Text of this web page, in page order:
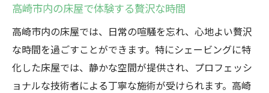
高崎市内の床屋で体験する贅沢な時間
高崎市内の床屋では、日常の喧騒を忘れ、心地よい贅沢
な時間を過ごすことができます。特にシェービングに特
化した床屋では、静かな空間が提供され、プロフェッシ
ョナルな技術者による丁寧な施術が受けられます。高崎